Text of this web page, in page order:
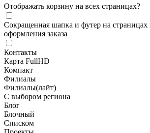
Отображать корзину на всех страницах?
Сокращенная шапка и футер на страницах
оформления заказа
Контакты
Карта FullHD
Компакт
Филиалы
Филиалы(лайт)
С выбором региона
Блог
Блочный
Списком